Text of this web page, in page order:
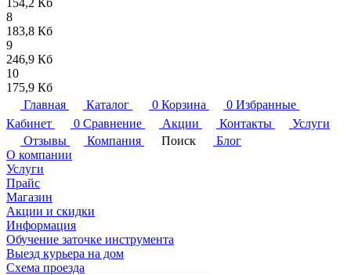
8
183,8 Кб
9
246,9 Кб
10
175,9 Кб
Главная
Каталог 0 Корзина 0 Избранные
Кабинет
0 Сравнение Акции Контакты
Услуги
Отзывы
Компания Поиск
Блог
О компании
Услуги
Прайс
Магазин
Акции и скидки
Информация
Обучение заточке инструмента
Выезд курьера на дом
Схема проезда